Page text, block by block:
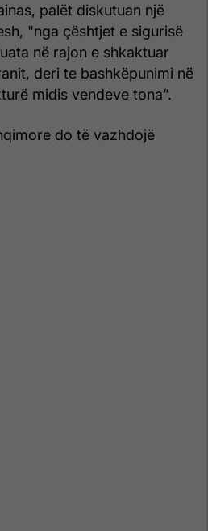
palët diskutuan një
"nga çështjet e sigurisë
në rajon e shkaktuar
deri te bashkëpunimi në
midis vendeve tona”.
do të vazhdojë